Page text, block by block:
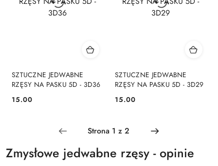
SZTUCZNE JEDWABNE
RZĘSY NA PASKU 5D - 3D36
Cena:
15.00
SZTUCZNE JEDWABNE
RZĘSY NA PASKU 5D - 3D29
Cena:
15.00
Zmysłowe jedwabne rzęsy - opinie